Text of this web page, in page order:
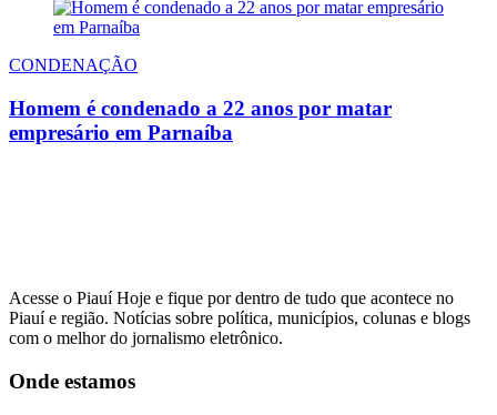
CONDENAÇÃO
Homem é condenado a 22 anos por matar
empresário em Parnaíba
Acesse o Piauí Hoje e fique por dentro de tudo que acontece no
Piauí e região. Notícias sobre política, municípios, colunas e blogs
com o melhor do jornalismo eletrônico.
Onde estamos